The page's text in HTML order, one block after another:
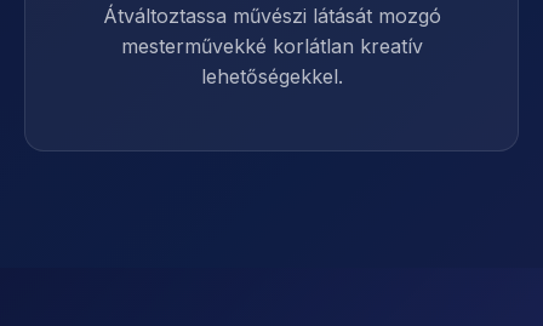
Átváltoztassa művészi látását mozgó
mesterművekké korlátlan kreatív
lehetőségekkel.